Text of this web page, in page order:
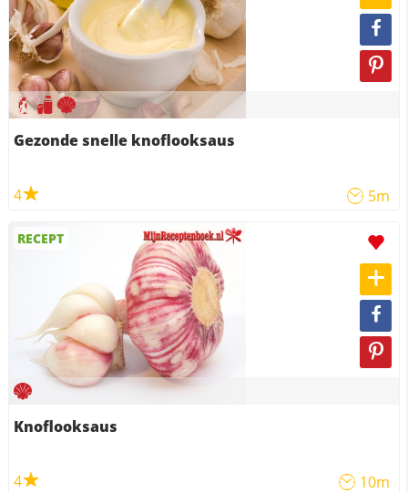
Gezonde snelle knoflooksaus
4 5m
RECEPT
Knoflooksaus
4 10m